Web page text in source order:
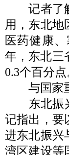
记者了解
用，东北地
医药健康
年，东北三
0.3个百分点
与国家重
东北振兴
记指出，要
进东北振兴
湾区建设等